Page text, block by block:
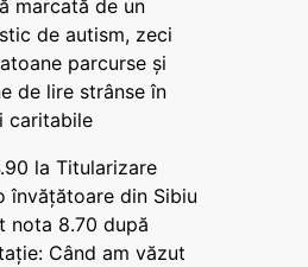
marcată de un
de autism, zeci
parcurse și
de lire strânse în
caritabile
la Titularizare
învățătoare din Sibiu
nota 8.70 după
Când am văzut